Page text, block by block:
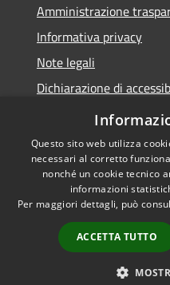
Amministrazione
Informativa privacy
Note legali
Dichiarazione di
Link app municipium
Accessibilità
Questo sito web utilizza
necessari al corretto
nonché un cookie tecnico
informazioni
Per maggiori dettagli, può
ACCETTA TUTTO